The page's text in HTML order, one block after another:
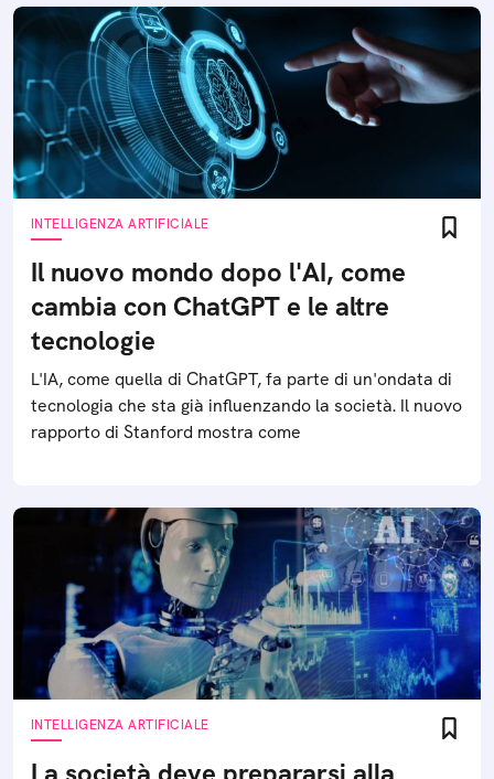
INTELLIGENZA ARTIFICIALE
Il nuovo mondo dopo l'AI, come
cambia con ChatGPT e le altre
tecnologie
L'IA, come quella di ChatGPT, fa parte di un'ondata di
tecnologia che sta già influenzando la società. Il nuovo
rapporto di Stanford mostra come
INTELLIGENZA ARTIFICIALE